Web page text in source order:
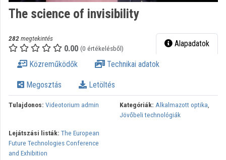
Intézményi felfedezés
Kategóriák
Intézményi listák
Intézmények
Közreműködők
The science of invisibility
282megtekintés
0.00 (0 értékelésből) Alapadatok
Közreműködők Technikai adatok
Megosztás Letöltés
Tulajdonos: Videotorium admin Kategóriák: Alkalmazott optika,
Jövőbeli technológiák
Lejátszási listák: The European
Future Technologies Conference
and Exhibition